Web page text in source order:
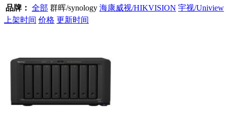
品牌： 全部 群晖/synology 海康威视/HIKVISION 宇视/Uniview
上架时间 价格 更新时间